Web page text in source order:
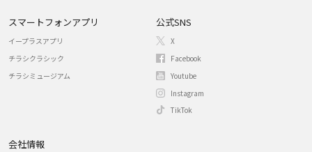
スマートフォンアプリ
イープラスアプリ
チラシクラシック
チラシミュージアム
公式SNS
X
Facebook
Youtube
Instagram
TikTok
会社情報